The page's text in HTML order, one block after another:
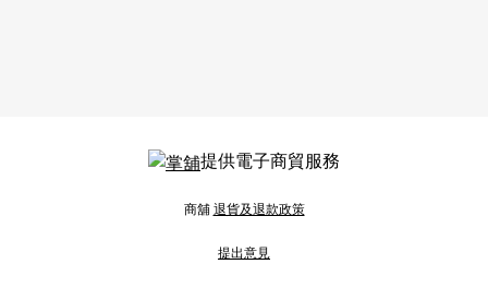
提供電子商貿服務
商舖退貨及退款政策
提出意見